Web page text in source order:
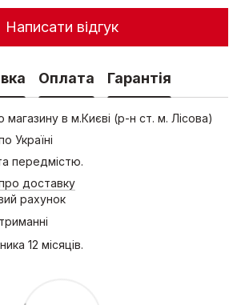
Написати відгук
Оплата Гарантія
магазину в м.Києві (р-н ст. м. Лісова)
Україні
передмістю.
доставку
рахунок
12 місяців.